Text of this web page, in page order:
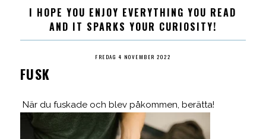
I HOPE YOU ENJOY EVERYTHING YOU READ
AND IT SPARKS YOUR CURIOSITY!
FREDAG 4 NOVEMBER 2022
FUSK
När du fuskade och blev påkommen, berätta!